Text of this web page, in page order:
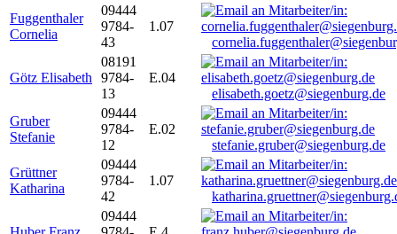
Fuggenthaler
Cornelia
09444
9784-
43
1.07
Götz Elisabeth
08191
9784-
13
E.04
elisabeth.goetz@siegenburg.de
Gruber
Stefanie
09444
9784-
12
E.02
stefanie.gruber@siegenburg.de
Grüttner
Katharina
09444
9784-
42
1.07
09444